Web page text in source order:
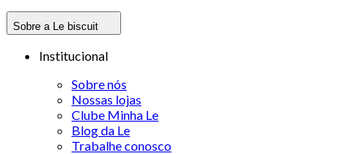
Sobre a Le biscuit
Institucional
Sobre nós
Nossas lojas
Clube Minha Le
Blog da Le
Trabalhe conosco